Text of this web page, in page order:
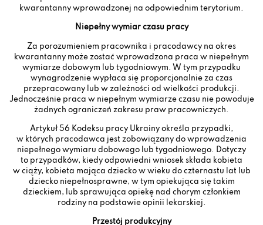
kwarantanny wprowadzonej na odpowiednim terytorium.
Niepełny wymiar czasu pracy
Za porozumieniem pracownika i pracodawcy na okres
kwarantanny może zostać wprowadzona praca w niepełnym
wymiarze dobowym lub tygodniowym. W tym przypadku
wynagrodzenie wypłaca się proporcjonalnie za czas
przepracowany lub w zależności od wielkości produkcji.
Jednocześnie praca w niepełnym wymiarze czasu nie powoduje
żadnych ograniczeń zakresu praw pracowniczych.
Artykuł 56 Kodeksu pracy Ukrainy określa przypadki,
w których pracodawca jest zobowiązany do wprowadzenia
niepełnego wymiaru dobowego lub tygodniowego. Dotyczy
to przypadków, kiedy odpowiedni wniosek składa kobieta
w ciąży, kobieta mająca dziecko w wieku do czternastu lat lub
dziecko niepełnosprawne, w tym opiekująca się takim
dzieckiem, lub sprawująca opiekę nad chorym członkiem
rodziny na podstawie opinii lekarskiej.
Przestój produkcyjny